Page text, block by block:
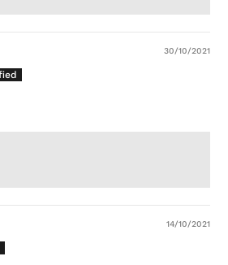
30/10/2021
14/10/2021